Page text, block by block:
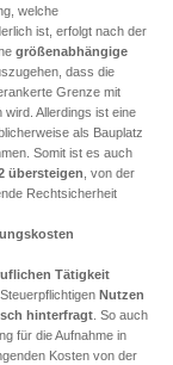
welche
ist, erfolgt nach der
größenabhängige
dass die
Grenze mit
Allerdings ist eine
als Bauplatz
Somit ist es auch
übersteigen , von der
Rechtsicherheit
Tätigkeit
Nutzen
hinterfragt . So auch
für die Aufnahme in
Kosten von der